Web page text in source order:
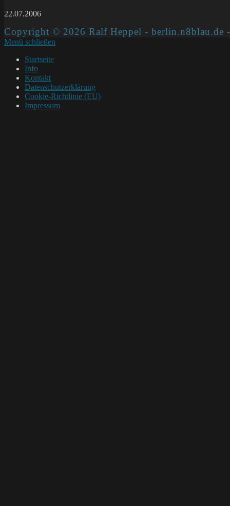
22.07.2006
Copyright © 2026 Ralf Heppel - berlin.n8blau.de
Menü schließen
Startseite
Info
Kontakt
Datenschutzerklärung
Cookie-Richtlinie (EU)
Impressum